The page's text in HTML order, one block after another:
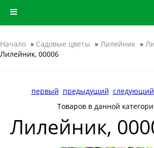
Начало » Садовые цветы » Лилейник »
Лилейник, 00006
первый предыдущий следующий
Товаров в данной
Лилейник,